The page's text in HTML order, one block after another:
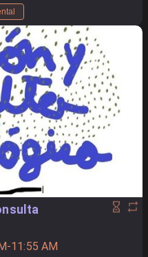
11:55 AM